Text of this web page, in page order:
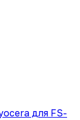
для FS-